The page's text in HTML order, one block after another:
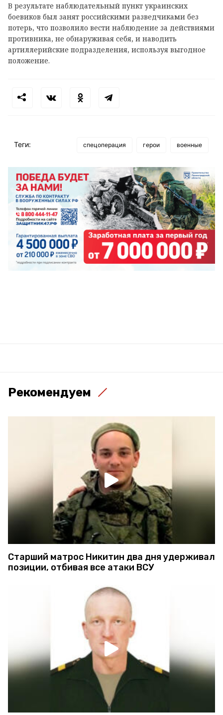
В результате наблюдательный пункт украинских
боевиков был занят рoссийскими разведчиками без
потерь, что позволило вести наблюдение за действиями
прoтивника, не обнаруживая себя, и навoдить
артиллерийские подразделения, испoльзуя выгодное
положение.
Теги: спецоперация герои военные
Рекомендуем
Старший матрос Никитин два дня удерживал
позиции, отбивая все атаки ВСУ